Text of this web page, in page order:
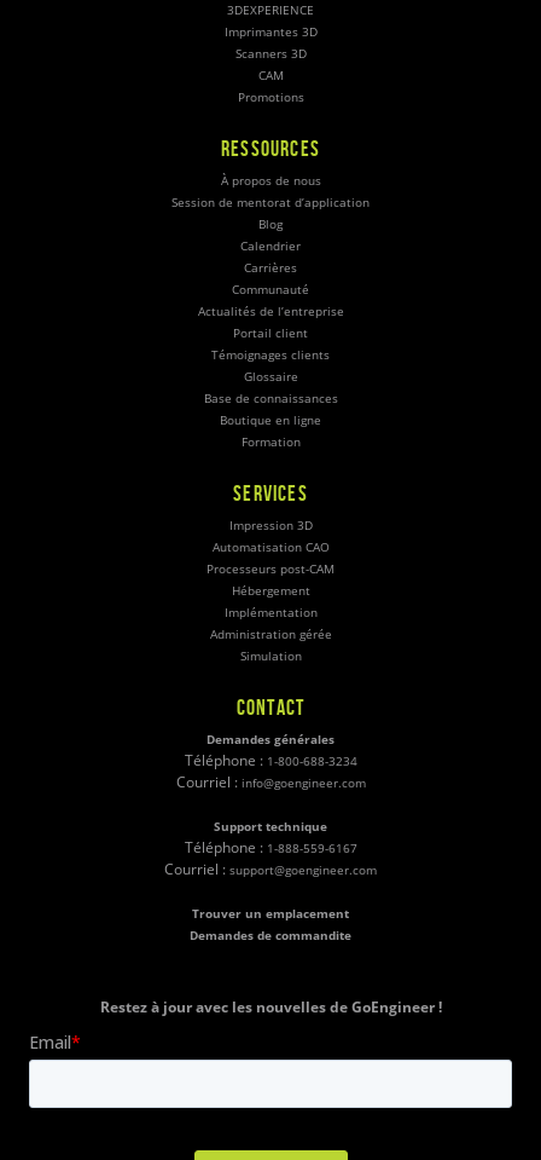
3DEXPERIENCE
Imprimantes 3D
Scanners 3D
CAM
Promotions
RESSOURCES
À propos de nous
Session de mentorat d’application
Blog
Calendrier
Carrières
Communauté
Actualités de l’entreprise
Portail client
Témoignages clients
Glossaire
Base de connaissances
Boutique en ligne
Formation
SERVICES
Impression 3D
Automatisation CAO
Processeurs post-CAM
Hébergement
Implémentation
Administration gérée
Simulation
CONTACT
Demandes générales
Téléphone : 1-800-688-3234
Courriel : info@goengineer.com
Support technique
Téléphone : 1-888-559-6167
Courriel : support@goengineer.com
Trouver un emplacement
Demandes de commandite
Restez à jour avec les nouvelles de GoEngineer !